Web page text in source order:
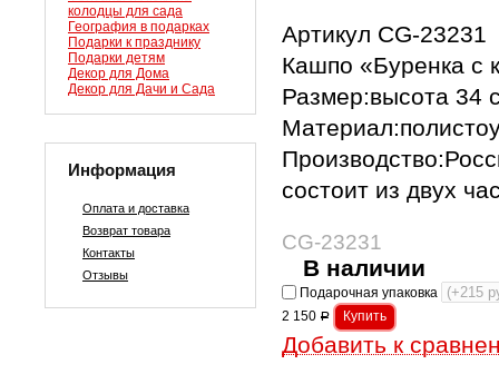
колодцы для сада
География в подарках
Подарки к празднику
Подарки детям
Декор для Дома
Декор для Дачи и Сада
Информация
Оплата и доставка
Возврат товара
Контакты
Отзывы
Артикул СG-23231
Кашпо «Буренка с
Размер:высота 34
состоит из двух
СG-23231
В наличии
Подарочная упаковка
2 150 Р
Добавить к